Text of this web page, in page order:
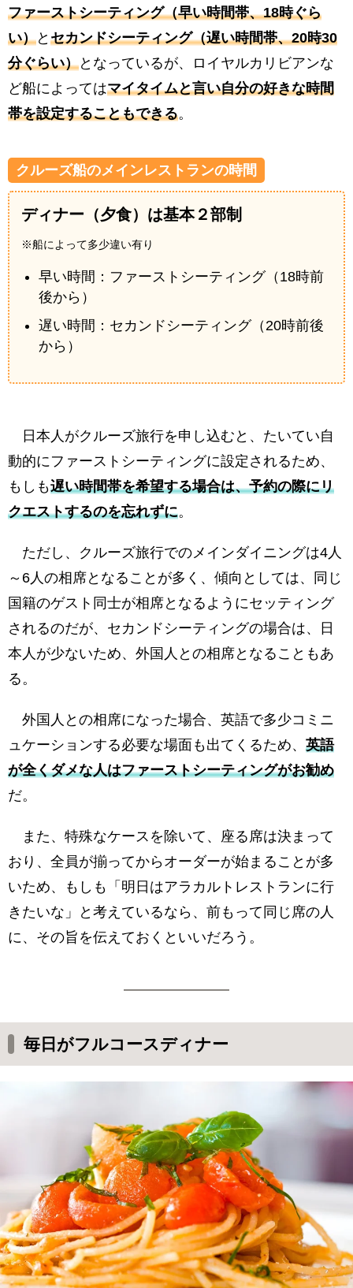
ファーストシーティング（早い時間帯、18時ぐら
い）と セカンドシーティング（遅い時間帯、20時30
分ぐらい）となっているが、ロイヤルカリビアンな
ど船によってはマイタイムと言い自分の好きな時間
帯を設定することもできる。
クルーズ船のメインレストランの時間
ディナー（夕食）は基本２部制
※船によって多少違い有り
早い時間：ファーストシーティング（18時前
後から）
遅い時間：セカンドシーティング（20時前後
から）
日本人がクルーズ旅行を申し込むと、たいてい自
動的にファーストシーティングに設定されるため、
もしも遅い時間帯を希望する場合は、予約の際にリ
クエストするのを忘れずに。
ただし、クルーズ旅行でのメインダイニングは4人
～6人の相席となることが多く、傾向としては、同じ
国籍のゲスト同士が相席となるようにセッティング
されるのだが、セカンドシーティングの場合は、日
本人が少ないため、外国人との相席となることもあ
る。
外国人との相席になった場合、英語で多少コミニ
ュケーションする必要な場面も出てくるため、 英語
が全くダメな人はファーストシーティングがお勧め
だ。
また、特殊なケースを除いて、座る席は決まって
おり、全員が揃ってからオーダーが始まることが多
いため、もしも「明日はアラカルトレストランに行
きたいな」と考えているなら、前もって同じ席の人
に、その旨を伝えておくといいだろう。
毎日がフルコースディナー